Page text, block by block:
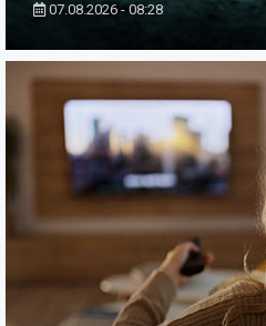
07.08.2026 - 08:28